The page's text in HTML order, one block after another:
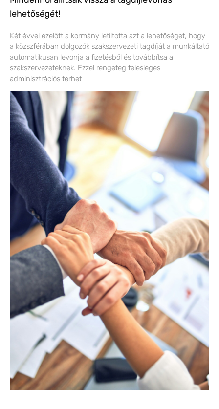
lehetőségét!
Két évvel ezelőtt a kormány letiltotta azt a lehetőséget, hogy
a közszférában dolgozók szakszervezeti tagdíját a munkáltató
automatikusan levonja a fizetésből és továbbítsa a
szakszervezeteknek. Ezzel rengeteg felesleges
adminisztrációs terhet